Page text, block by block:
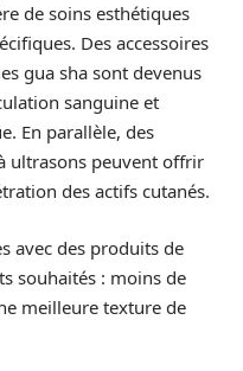
de soins esthétiques
Des accessoires
gua sha sont devenus
sanguine et
En parallèle, des
ultrasons peuvent offrir
des actifs cutanés.
avec des produits de
souhaités : moins de
meilleure texture de